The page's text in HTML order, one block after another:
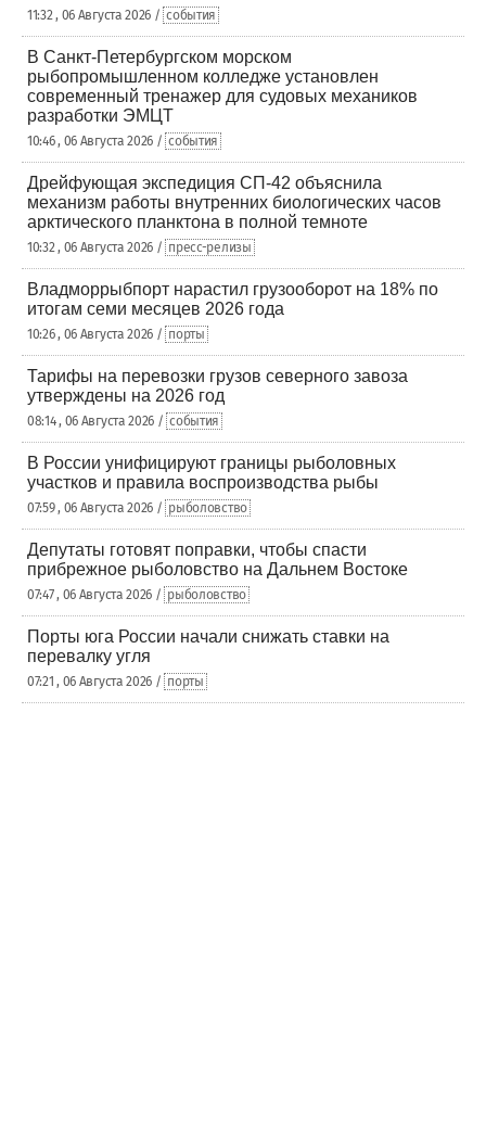
11:32 , 06 Августа 2026 / события
В Санкт-Петербургском морском
рыбопромышленном колледже установлен
современный тренажер для судовых механиков
разработки ЭМЦТ
10:46 , 06 Августа 2026 / события
Дрейфующая экспедиция СП-42 объяснила
механизм работы внутренних биологических часов
арктического планктона в полной темноте
10:32 , 06 Августа 2026 / пресс-релизы
Владморрыбпорт нарастил грузооборот на 18% по
итогам семи месяцев 2026 года
10:26 , 06 Августа 2026 / порты
Тарифы на перевозки грузов северного завоза
утверждены на 2026 год
08:14 , 06 Августа 2026 / события
В России унифицируют границы рыболовных
участков и правила воспроизводства рыбы
07:59 , 06 Августа 2026 / рыболовство
Депутаты готовят поправки, чтобы спасти
прибрежное рыболовство на Дальнем Востоке
07:47 , 06 Августа 2026 / рыболовство
Порты юга России начали снижать ставки на
перевалку угля
07:21 , 06 Августа 2026 / порты